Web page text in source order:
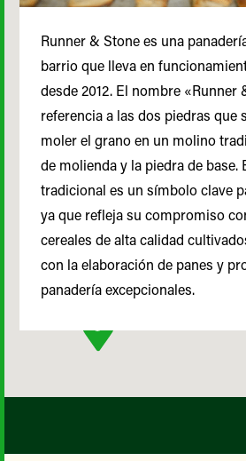
Runner & Stone es una
barrio que lleva en
desde 2012. El nombre «Runner
referencia a las dos piedras que
moler el grano en un molino
de molienda y la piedra de base.
tradicional es un símbolo clave
ya que refleja su compromiso
cereales de alta calidad
con la elaboración de panes y
panadería excepcionales.